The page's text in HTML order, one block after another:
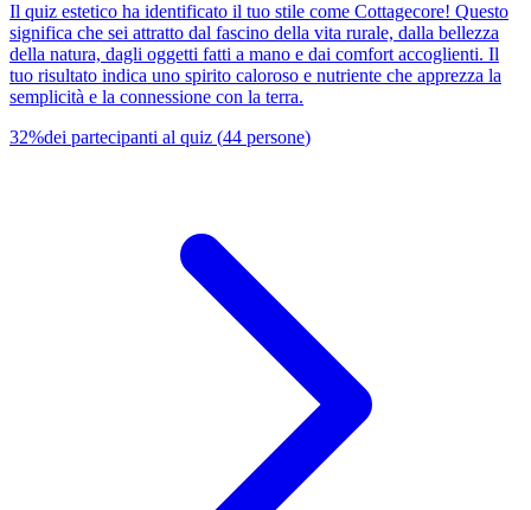
Il quiz estetico ha identificato il tuo stile come Cottagecore! Questo
significa che sei attratto dal fascino della vita rurale, dalla bellezza
della natura, dagli oggetti fatti a mano e dai comfort accoglienti. Il
tuo risultato indica uno spirito caloroso e nutriente che apprezza la
semplicità e la connessione con la terra.
32%dei partecipanti al quiz (44 persone)